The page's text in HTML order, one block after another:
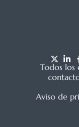
Todos los
Aviso de